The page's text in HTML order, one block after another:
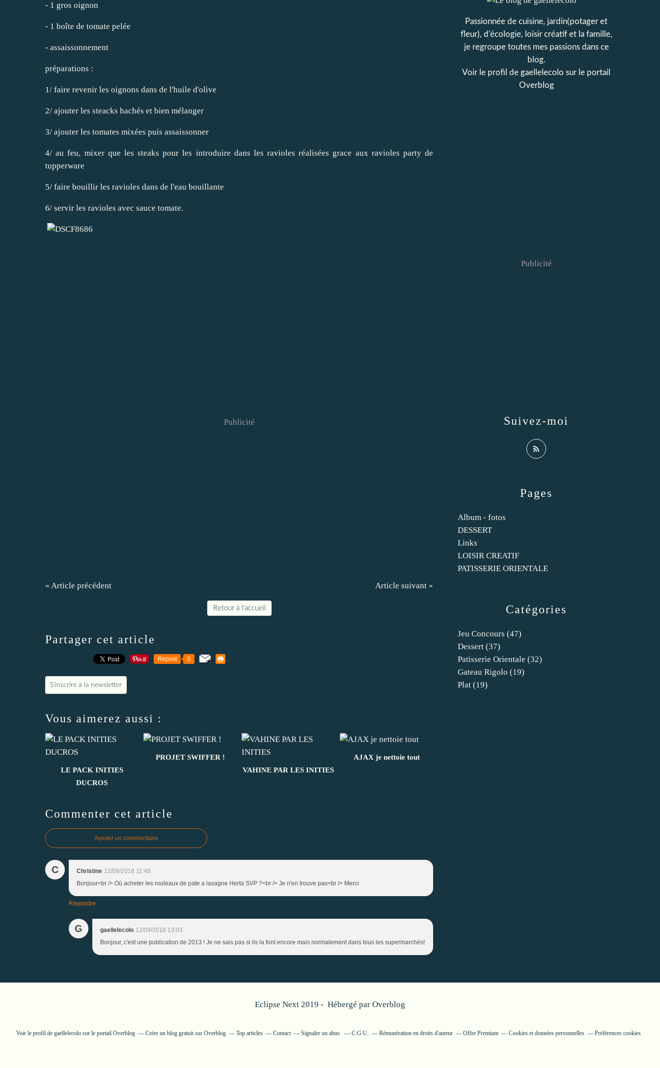
- 1 gros oignon
- 1 boîte de tomate pelée
- assaissonnement
préparations :
1/ faire revenir les oignons dans de l'huile d'olive
2/ ajouter les steacks hachés et bien mélanger
3/ ajouter les tomates mixées puis assaissonner
4/ au feu, mixer que les steaks pour les introduire dans les ravioles réalisées grace aux ravioles party de
tupperware
5/ faire bouillir les ravioles dans de l'eau bouillante
6/ servir les ravioles avec sauce tomate.
Publicité
« Article précédent Article suivant »
Retour à l'accueil
Partager cet article
Repost 0
S'inscrire à la newsletter
Vous aimerez aussi :
LE PACK INITIES
DUCROS
PROJET SWIFFER !
VAHINE PAR LES INITIES
AJAX je nettoie tout
Commenter cet article
Ajouter un commentaire
C Christine 12/09/2018 11:48
Bonjour<br /> Où acheter les rouleaux de pate a lasagne Herta SVP ?<br /> Je n'en trouve pas<br /> Merci
Répondre
G gaellelecolo 12/09/2018 13:03
Bonjour, c'est une publication de 2013 ! Je ne sais pas si ils la font encore mais normalement dans tous les supermarchés!
Catégories
Jeu Concours (47)
Dessert (37)
Patisserie Orientale (32)
Gateau Rigolo (19)
Plat (19)
Pages
Album - fotos
DESSERT
Links
LOISIR CREATIF
PATISSERIE ORIENTALE
Passionnée de cuisine, jardin(potager et
fleur), d'écologie, loisir créatif et la famille,
je regroupe toutes mes passions dans ce
blog.
Voir le profil de gaellelecolo sur le portail
Overblog
Suivez-moi
Publicité
Eclipse Next 2019 - Hébergé par Overblog
Voir le profil de gaellelecolo sur le portail Overblog Créer un blog gratuit sur Overblog Top articles Contact Signaler un abus C.G.U. Rémunération en droits d'auteur Offre Premium Cookies et données personnelles Préférences cookies